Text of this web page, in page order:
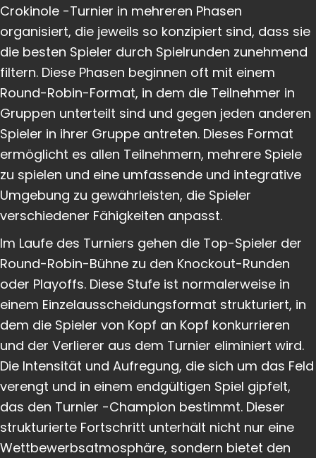
Crokinole -Turnier in mehreren Phasen
organisiert, die jeweils so konzipiert sind, dass sie
die besten Spieler durch Spielrunden zunehmend
filtern. Diese Phasen beginnen oft mit einem
Round-Robin-Format, in dem die Teilnehmer in
Gruppen unterteilt sind und gegen jeden anderen
Spieler in ihrer Gruppe antreten. Dieses Format
ermöglicht es allen Teilnehmern, mehrere Spiele
zu spielen und eine umfassende und integrative
Umgebung zu gewährleisten, die Spieler
verschiedener Fähigkeiten anpasst.
Im Laufe des Turniers gehen die Top-Spieler der
Round-Robin-Bühne zu den Knockout-Runden
oder Playoffs. Diese Stufe ist normalerweise in
einem Einzelausscheidungsformat strukturiert, in
dem die Spieler von Kopf an Kopf konkurrieren
und der Verlierer aus dem Turnier eliminiert wird.
Die Intensität und Aufregung, die sich um das Feld
verengt und in einem endgültigen Spiel gipfelt,
das den Turnier -Champion bestimmt. Dieser
strukturierte Fortschritt unterhält nicht nur eine
Wettbewerbsatmosphäre, sondern bietet den